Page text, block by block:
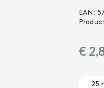
EAN:
€
25